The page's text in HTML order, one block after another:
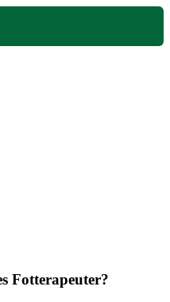
Fotterapeuter?